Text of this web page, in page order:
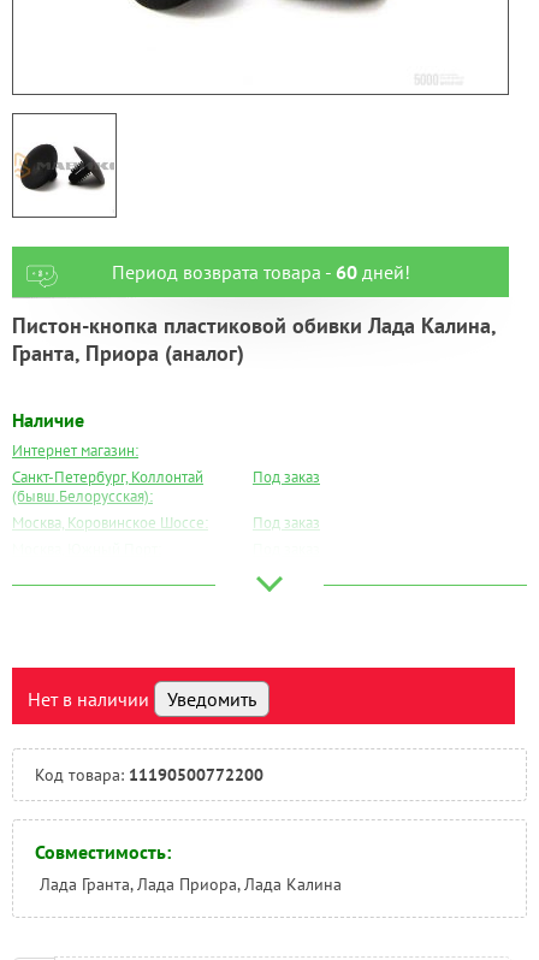
Период возврата товара - 60дней!
Пистон-кнопка пластиковой обивки Лада Калина,
Гранта, Приора (аналог)
Наличие
Интернет магазин:
Санкт-Петербург, Коллонтай
(бывш.Белорусская):
Под заказ
Москва, Коровинское Шоссе:
Под заказ
Под заказ
Под заказ
Тюмень:
Под заказ
Нет в наличии Уведомить
Код товара: 11190500772200
Совместимость:
Лада Гранта, Лада Приора, Лада Калина